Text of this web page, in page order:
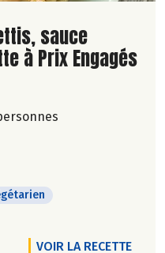
sauce
à Prix Engagés
VOIR LA RECETTE